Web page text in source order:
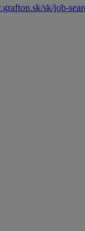
sk/job-